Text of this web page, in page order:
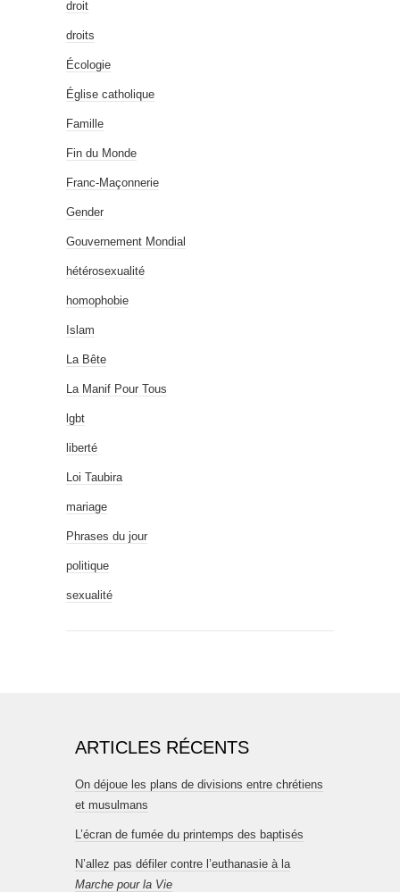
droit
droits
Écologie
Église catholique
Famille
Fin du Monde
Franc-Maçonnerie
Gender
Gouvernement Mondial
hétérosexualité
homophobie
Islam
La Bête
La Manif Pour Tous
lgbt
liberté
Loi Taubira
mariage
Phrases du jour
politique
sexualité
ARTICLES RÉCENTS
On déjoue les plans de divisions entre chrétiens
et musulmans
L’écran de fumée du printemps des baptisés
N’allez pas défiler contre l’euthanasie à la
Marche pour la Vie